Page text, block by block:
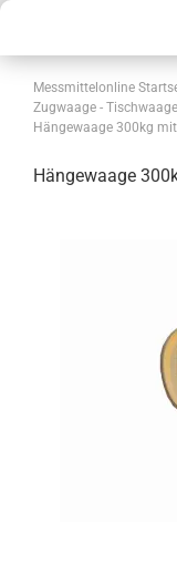
Messmittelonline
Zugwaage - Tischwaage
Hängewaage 300kg
Hängewaage